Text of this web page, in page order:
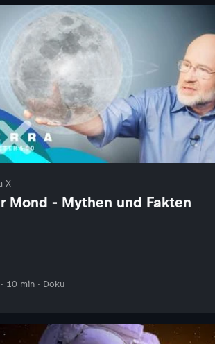
X
Mond - Mythen und Fakten
10 min · Doku